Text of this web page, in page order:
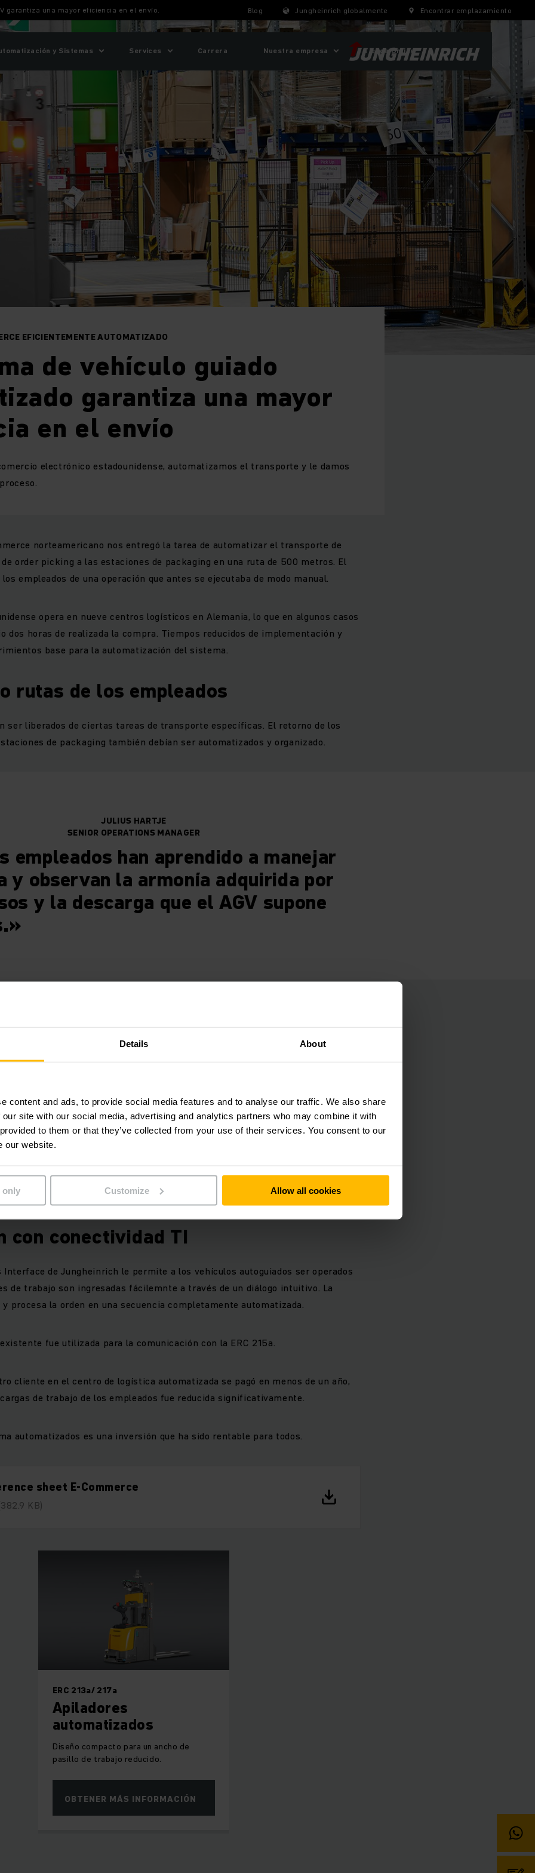
Details About
content and ads, to provide social media features and to analyse our traffic. We also share
site with our social media, advertising and analytics partners who may combine it with
to them or that they’ve collected from your use of their services. You consent to our
our website.
only Customize Allow all cookies
garantiza una mayor eficiencia en el envío. Blog Jungheinrich globalmente Encontrar emplazamiento
y Sistemas Services Carrera Nuestra empresa Tienda Online
EFICIENTEMENTE AUTOMATIZADO
de vehículo guiado
garantiza una mayor
en el envío
electrónico estadounidense, automatizamos el transporte y le damos
norteamericano nos entregó la tarea de automatizar el transporte de
order picking a las estaciones de packaging en una ruta de 500 metros. El
empleados de una operación que antes se ejecutaba de modo manual.
opera en nueve centros logísticos en Alemania, lo que en algunos casos
dos horas de realizada la compra. Tiempos reducidos de implementación y
base para la automatización del sistema.
rutas de los empleados
ser liberados de ciertas tareas de transporte específicas. El retorno de los
de packaging también debían ser automatizados y organizado.
JULIUS HARTJE
SENIOR OPERATIONS MANAGER
empleados han aprendido a manejar
y observan la armonía adquirida por
y la descarga que el AGV supone
automatizados liberan carga de
manuales.
consiste en cinco ERC 215a autoguiados para cargas de hasta 1.5 toneladas.
un acercamiento preciso y operación automática de las estaciones de
escáners y sensores de protección.
con conectividad TI
de Jungheinrich le permite a los vehículos autoguiados ser operados
de trabajo son ingresadas fácilemnte a través de un diálogo intuitivo. La
procesa la orden en una secuencia completamente automatizada.
fue utilizada para la comunicación con la ERC 215a.
cliente en el centro de logística automatizada se pagó en menos de un año,
de trabajo de los empleados fue reducida significativamente.
automatizados es una inversión que ha sido rentable para todos.
sheet E-Commerce
KB)
ERC 213a/ 217a
Apiladores
automatizados
Diseño compacto para un ancho de
pasillo de trabajo reducido.
OBTENER MÁS INFORMACIÓN